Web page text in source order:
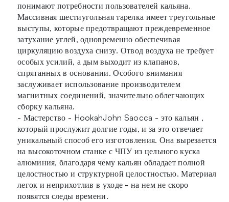
понимают потребности пользователей кальяна.
Массивная шестиугольная тарелка имеет треугольные
выступы, которые предотвращают преждевременное
затухание углей, одновременно обеспечивая
циркуляцию воздуха снизу. Отвод воздуха не требует
особых усилий, а дым выходит из клапанов,
спрятанных в основании. Особого внимания
заслуживает использование производителем
магнитных соединений, значительно облегчающих
сборку кальяна.
- Мастерство - HookahJohn Saocca - это кальян ,
который прослужит долгие годы, и за это отвечает
уникальный способ его изготовления. Она вырезается
на высокоточном станке с ЧПУ из цельного куска
алюминия, благодаря чему кальян обладает полной
целостностью и структурной целостностью. Материал
легок и неприхотлив в уходе - на нем не скоро
появятся следы времени.